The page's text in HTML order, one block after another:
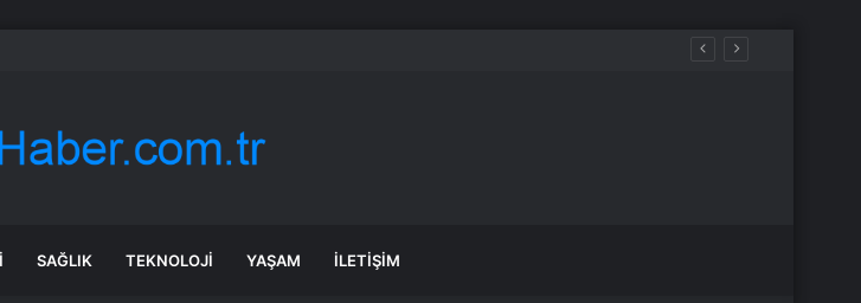
de vatandaşın yanında
SAĞLIK TEKNOLOJI YAŞAM İLETIŞIM